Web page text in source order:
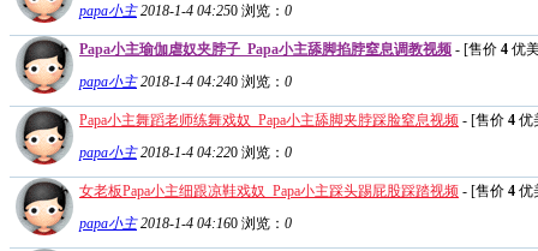
papa小主 2018-1-4 04:250 浏览： 0
Papa小主瑜伽虐奴夹脖子_Papa小主舔脚掐脖窒息调教视频 - [售价 4 优
papa小主 2018-1-4 04:240 浏览： 0
Papa小主舞蹈老师练舞戏奴_Papa小主舔脚夹脖踩脸窒息视频 - [售价 4 优
papa小主 2018-1-4 04:220 浏览： 0
女老板Papa小主细跟凉鞋戏奴_Papa小主踩头踢屁股踩踏视频 - [售价 4 优
papa小主 2018-1-4 04:160 浏览： 0